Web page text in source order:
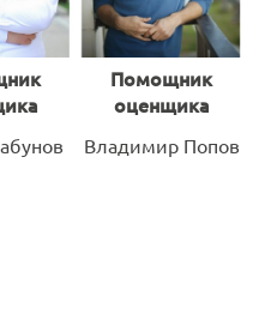
Помощник
оценщика
Владимир Попов